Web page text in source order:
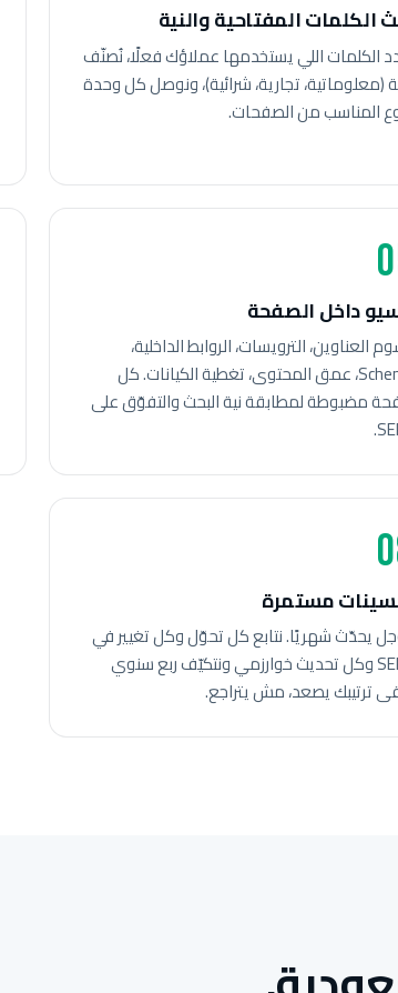
الكلمات المفتاحية والنية
الكلمات اللي يستخدمها عملاؤك فعلًا، نُصنّف
(معلوماتية، تجارية، شرائية)، ونوصل كل وحدة
المناسب من الصفحات.
داخل الصفحة
العناوين، الترويسات، الروابط الداخلية،
Schema، عمق المحتوى، تغطية الكيانات. كل
مضبوطة لمطابقة نية البحث والتفوّق على
مستمرة
يحدّث شهريًا. نتابع كل تحوّل وكل تغيير في
SERP وكل تحديث خوارزمي ونتكيّف ربع سنوي
ترتيبك يصعد، مش يتراجع.